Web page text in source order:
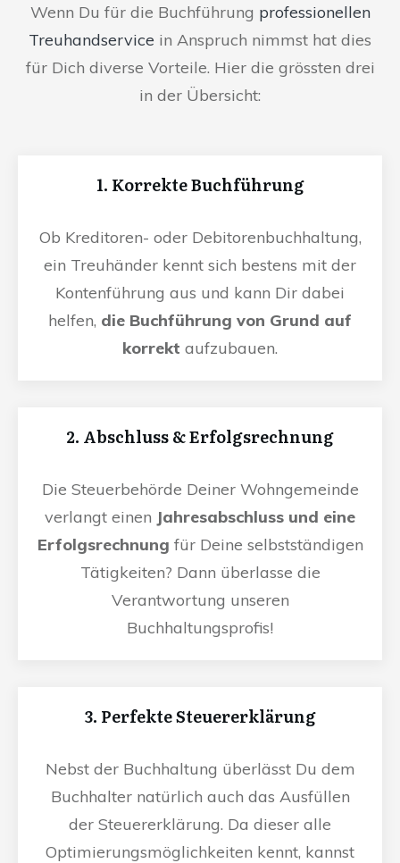
Wenn Du für die Buchführung professionellen
Treuhandservice in Anspruch nimmst hat dies
für Dich diverse Vorteile. Hier die grössten drei
in der Übersicht:
1. Korrekte Buchführung
Ob Kreditoren- oder Debitorenbuchhaltung,
ein Treuhänder kennt sich bestens mit der
Kontenführung aus und kann Dir dabei
helfen, die Buchführung von Grund auf
korrekt aufzubauen.
2. Abschluss & Erfolgsrechnung
Die Steuerbehörde Deiner Wohngemeinde
verlangt einen Jahresabschluss und eine
Erfolgsrechnung für Deine selbstständigen
Tätigkeiten? Dann überlasse die
Verantwortung unseren
Buchhaltungsprofis!
3. Perfekte Steuererklärung
Nebst der Buchhaltung überlässt Du dem
Buchhalter natürlich auch das Ausfüllen
der Steuererklärung. Da dieser alle
Optimierungsmöglichkeiten kennt, kannst